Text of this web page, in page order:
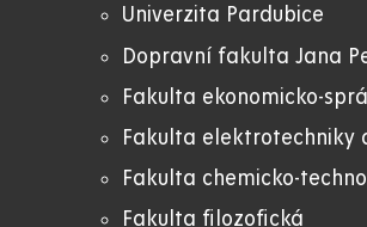
Univerzita Pardubice
Dopravní fakulta Jana
Fakulta ekonomicko-
Fakulta elektrotechniky
Fakulta chemicko-
Fakulta filozofická